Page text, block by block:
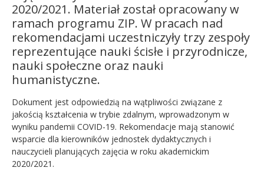
2020/2021. Materiał został opracowany w
ramach programu ZIP. W pracach nad
rekomendacjami uczestniczyły trzy zespoły
reprezentujące nauki ścisłe i przyrodnicze,
nauki społeczne oraz nauki
humanistyczne.
Dokument jest odpowiedzią na wątpliwości związane z
jakością kształcenia w trybie zdalnym, wprowadzonym w
wyniku pandemii COVID-19. Rekomendacje mają stanowić
wsparcie dla kierowników jednostek dydaktycznych i
nauczycieli planujących zajęcia w roku akademickim
2020/2021.